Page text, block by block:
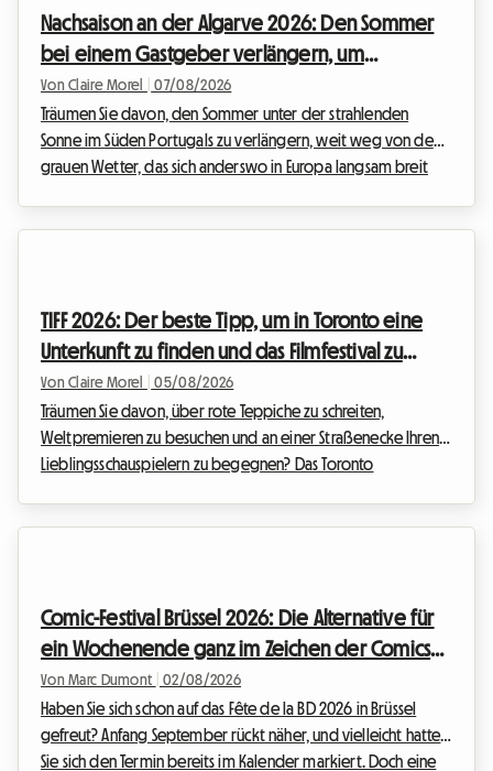
Doch während das Spektakel auf der Bahn garantiert ist...
Nachsaison an der Algarve 2026: Den Sommer
bei einem Gastgeber verlängern, um
explodierenden Preisen zu entgehen
Von Claire Morel 07/08/2026
Träumen Sie davon, den Sommer unter der strahlenden
Sonne im Süden Portugals zu verlängern, weit weg von dem
grauen Wetter, das sich anderswo in Europa langsam breit
portugiesische Küste zu entdecken. Ein große...
TIFF 2026: Der beste Tipp, um in Toronto eine
Unterkunft zu finden und das Filmfestival zu
erleben, ohne ein Vermögen auszugeben
Von Claire Morel 05/08/2026
Träumen Sie davon, über rote Teppiche zu schreiten,
Weltpremieren zu besuchen und an einer Straßenecke Ihren
Lieblingsschauspielern zu begegnen? Das Toronto
komfortable Bleibe zu finden, ohne das...
Comic-Festival Brüssel 2026: Die Alternative für
ein Wochenende ganz im Zeichen der Comics
und eine günstige Unterkunft
Von Marc Dumont 02/08/2026
Haben Sie sich schon auf das Fête de la BD 2026 in Brüssel
gefreut? Anfang September rückt näher, und vielleicht hatten
Sie sich den Termin bereits im Kalender markiert. Doch eine